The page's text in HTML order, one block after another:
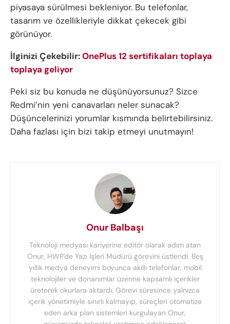
piyasaya sürülmesi bekleniyor. Bu telefonlar,
tasarım ve özellikleriyle dikkat çekecek gibi
görünüyor.
İlginizi Çekebilir:OnePlus 12 sertifikaları toplaya
toplaya geliyor
Peki siz bu konuda ne düşünüyorsunuz? Sizce
Redmi’nin yeni canavarları neler sunacak?
Düşüncelerinizi yorumlar kısmında belirtebilirsiniz.
Daha fazlası için bizi takip etmeyi unutmayın!
Onur Balbaşı
Teknoloji medyası kariyerine editör olarak adım atan
Onur, HWP'de Yazı İşleri Müdürü görevini üstlendi. Beş
yıllık medya deneyimi boyunca akıllı telefonlar, mobil
teknolojiler ve donanımlar üzerine kapsamlı içerikler
üreterek okurlara aktardı. Görevi süresince yalnızca
içerik yönetimiyle sınırlı kalmayıp, süreçleri otomatize
eden arka plan sistemleri kurgulayan Onur,